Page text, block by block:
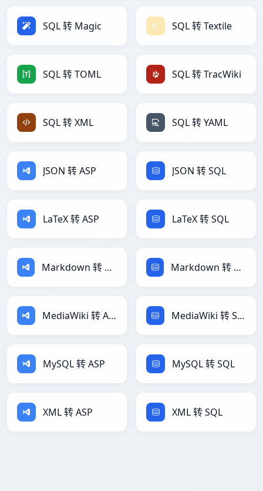
SQL 转 Magic SQL 转 Textile
SQL 转 TOML SQL 转 TracWiki
SQL 转 XML SQL 转 YAML
JSON 转 ASP JSON 转 SQL
LaTeX 转 ASP LaTeX 转 SQL
Markdown 转 ASP Markdown 转 SQL
MediaWiki 转 ASP MediaWiki 转 SQL
MySQL 转 ASP MySQL 转 SQL
XML 转 ASP XML 转 SQL